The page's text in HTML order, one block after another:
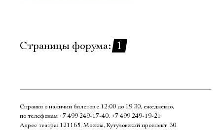
Страницы форума: 1
Справки о наличии билетов с 12:00 до 19:30, ежедневно,
по телефонам +7 499 249‑17‑40, +7 499 249‑19‑21
Адрес театра: 121165, Москва, Кутузовский проспект, 30